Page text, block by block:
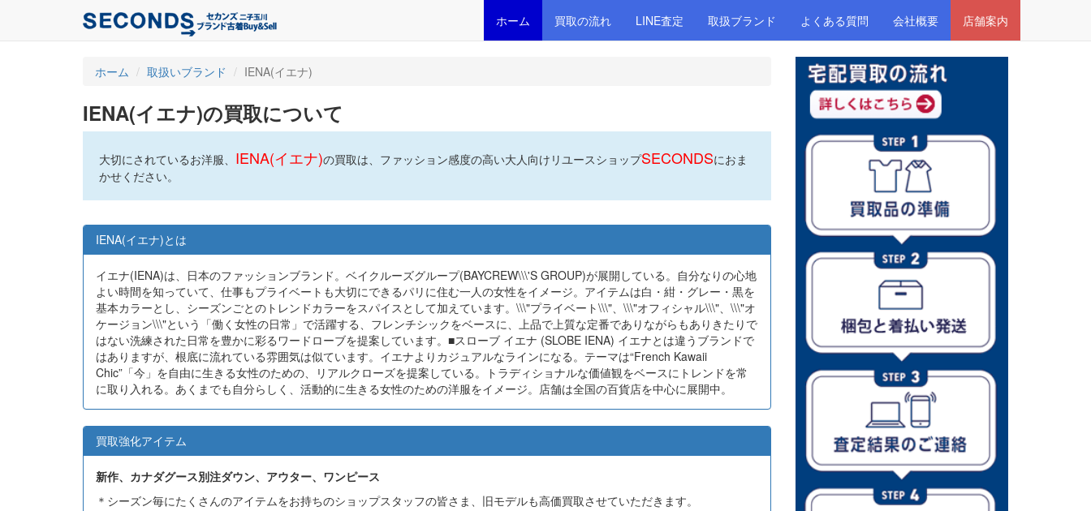
ホーム 買取の流れ LINE査定 取扱ブランド よくある質問 会社概要 店舗案内
ホーム 取扱いブランド IENA(イエナ)
IENA(イエナ)の買取について
大切にされているお洋服、 IENA(イエナ)の買取は、ファッション感度の高い大人向けリユースショップSECONDSにおま
かせください。
IENA(イエナ)とは
イエナ(IENA)は、日本のファッションブランド。ベイクルーズグループ(BAYCREW\\\'S GROUP)が展開している。自分なりの心地
よい時間を知っていて、仕事もプライベートも大切にできるパリに住む一人の女性をイメージ。アイテムは白・紺・グレー・黒を
基本カラーとし、シーズンごとのトレンドカラーをスパイスとして加えています。\\\"プライベート\\\"、\\\"オフィシャル\\\"、\\\"オ
ケージョン\\\"という「働く女性の日常」で活躍する、フレンチシックをベースに、上品で上質な定番でありながらもありきたりで
はない洗練された日常を豊かに彩るワードローブを提案しています。■スローブ イエナ (SLOBE IENA) イエナとは違うブランドで
はありますが、根底に流れている雰囲気は似ています。イエナよりカジュアルなラインになる。テーマは“French Kawaii
Chic”「今」を自由に生きる女性のための、リアルクローズを提案している。トラディショナルな価値観をベースにトレンドを常
に取り入れる。あくまでも自分らしく、活動的に生きる女性のための洋服をイメージ。店舗は全国の百貨店を中心に展開中。
買取強化アイテム
新作、カナダグース別注ダウン、アウター、ワンピース
＊シーズン毎にたくさんのアイテムをお持ちのショップスタッフの皆さま、旧モデルも高価買取させていただきます。